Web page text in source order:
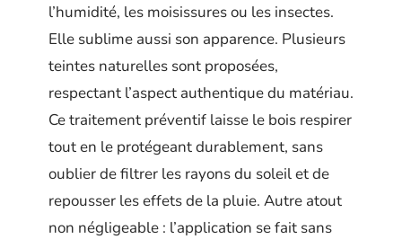
l’humidité, les moisissures ou les insectes.
Elle sublime aussi son apparence. Plusieurs
teintes naturelles sont proposées,
respectant l’aspect authentique du matériau.
Ce traitement préventif laisse le bois respirer
tout en le protégeant durablement, sans
oublier de filtrer les rayons du soleil et de
repousser les effets de la pluie. Autre atout
non négligeable : l’application se fait sans